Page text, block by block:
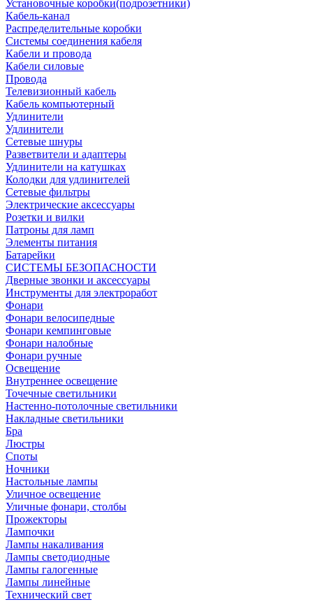
Установочные коробки(подрозетники)
Кабель-канал
Распределительные коробки
Системы соединения кабеля
Кабели и провода
Кабели силовые
Провода
Телевизионный кабель
Кабель компьютерный
Удлинители
Удлинители
Сетевые шнуры
Разветвители и адаптеры
Удлинители на катушках
Колодки для удлинителей
Сетевые фильтры
Электрические аксессуары
Розетки и вилки
Патроны для ламп
Элементы питания
Батарейки
СИСТЕМЫ БЕЗОПАСНОСТИ
Дверные звонки и аксессуары
Инструменты для электроработ
Фонари
Фонари велосипедные
Фонари кемпинговые
Фонари налобные
Фонари ручные
Освещение
Внутреннее освещение
Точечные светильники
Настенно-потолочные светильники
Накладные светильники
Бра
Люстры
Споты
Ночники
Настольные лампы
Уличное освещение
Уличные фонари, столбы
Прожекторы
Лампочки
Лампы накаливания
Лампы светодиодные
Лампы галогенные
Лампы линейные
Технический свет